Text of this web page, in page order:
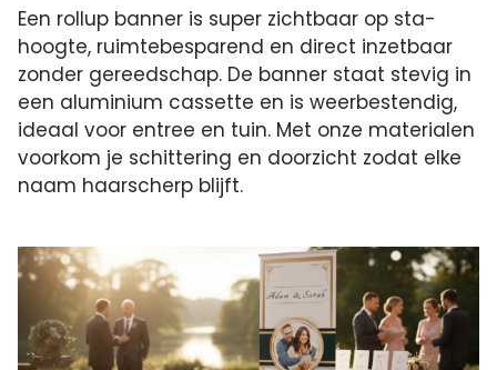
Een rollup banner is super zichtbaar op sta-
hoogte, ruimtebesparend en direct inzetbaar
zonder gereedschap. De banner staat stevig in
een aluminium cassette en is weerbestendig,
ideaal voor entree en tuin. Met onze materialen
voorkom je schittering en doorzicht zodat elke
naam haarscherp blijft.